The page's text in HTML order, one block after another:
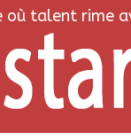
où talent rime